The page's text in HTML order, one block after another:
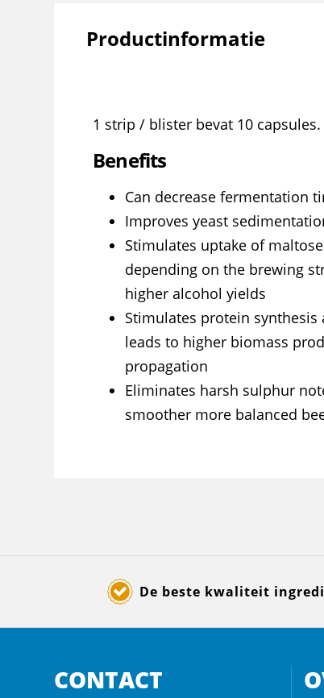
Productinformatie
1 strip / blister bevat 10 capsules.
Benefits
Can decrease fermentation
Improves yeast
Stimulates uptake of
depending on the brewing
higher alcohol yields
Stimulates protein
leads to higher biomass
propagation
Eliminates harsh sulphur
smoother more balanced
De beste kwaliteit
CONTACT